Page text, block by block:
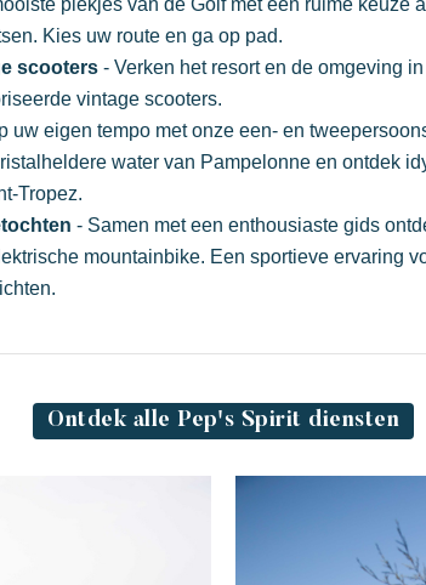
Feestelijk
Ontsnap aan
plekjes van de Golf met een ruime keuze
Kies uw route en ga op pad.
scooters - Verken het resort en de omgeving
vintage scooters.
uw eigen tempo met onze een- en
water van Pampelonne en ontdek
Tropez.
- Samen met een enthousiaste gids
mountainbike. Een sportieve ervaring
Ontdek alle Pep's Spirit diensten